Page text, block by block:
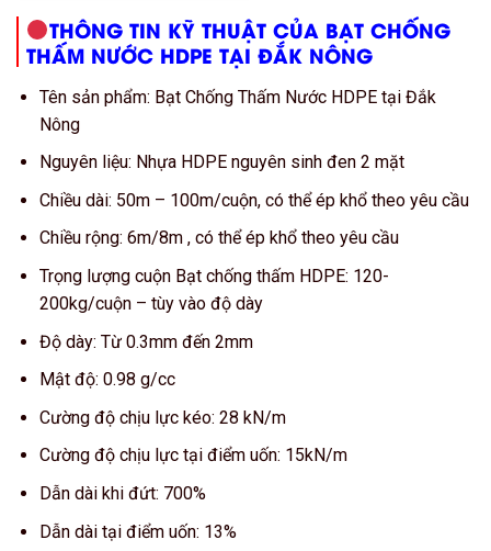
THÔNG TIN KỸ THUẬT CỦA BẠT CHỐNG
THẤM NƯỚC HDPE TẠI ĐẮK NÔNG
Tên sản phẩm: Bạt Chống Thấm Nước HDPE tại Đắk
Nông
Nguyên liệu: Nhựa HDPE nguyên sinh đen 2 mặt
Chiều dài: 50m – 100m/cuộn, có thể ép khổ theo yêu cầu
Chiều rộng: 6m/8m , có thể ép khổ theo yêu cầu
Trọng lượng cuộn Bạt chống thấm HDPE: 120-
200kg/cuộn – tùy vào độ dày
Độ dày: Từ 0.3mm đến 2mm
Mật độ: 0.98 g/cc
Cường độ chịu lực kéo: 28 kN/m
Cường độ chịu lực tại điểm uốn: 15kN/m
Dẫn dài khi đứt: 700%
Dẫn dài tại điểm uốn: 13%